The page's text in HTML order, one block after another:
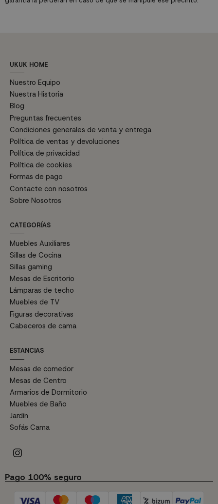
UKUK HOME
Nuestro Equipo
Nuestra Historia
Blog
Preguntas frecuentes
Condiciones generales de venta y entrega
Política de ventas y devoluciones
Política de privacidad
Política de cookies
Formas de pago
Contacte con nosotros
Sobre Nosotros
CATEGORÍAS
Muebles Auxiliares
Sillas de Cocina
Sillas gaming
Mesas de Escritorio
Lámparas de techo
Muebles de TV
Figuras decorativas
Cabeceros de cama
ESTANCIAS
Mesas de comedor
Mesas de Centro
Armarios de Dormitorio
Muebles de Baño
Jardín
Sofás Cama
Pago 100% seguro